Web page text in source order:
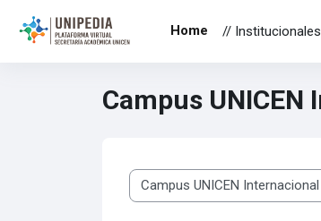
Home
//
Campus
Categorie di corso